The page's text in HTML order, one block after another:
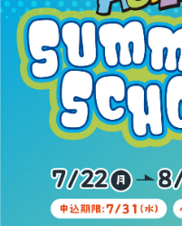
英会話（未就学児） 英
生徒・保護者の声
スタッフ紹介
アクセス